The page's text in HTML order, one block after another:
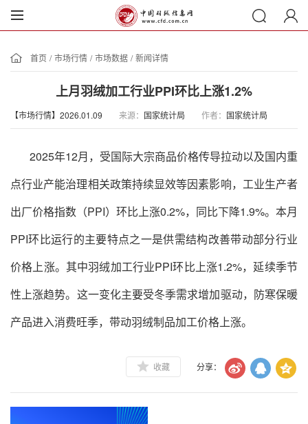
首页 / 市场行情 / 市场数据 / 新闻详情
上月羽绒加工行业PPI环比上涨1.2%
【市场行情】2026.01.09 来源： 国家统计局 作者： 国家统计局
‌2025年12月，受国际大宗商品价格传导拉动以及国内重
点行业产能治理相关政策持续显效等因素影响，工业生产者
出厂价格指数（PPI）环比上涨0.2%，同比下降1.9%。本月
PPI环比运行的主要特点之一是供需结构改善带动部分行业
价格上涨。其中羽绒加工行业PPI环比上涨1.2%，延续季节
性上涨趋势。‌这一变化主要受冬季需求增加驱动，防寒保暖
产品进入消费旺季，带动羽绒制品加工价格上涨。
收藏 分享：